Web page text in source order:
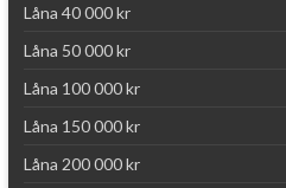
Låna 40 000 kr
Låna 50 000 kr
Låna 100 000 kr
Låna 150 000 kr
Låna 200 000 kr